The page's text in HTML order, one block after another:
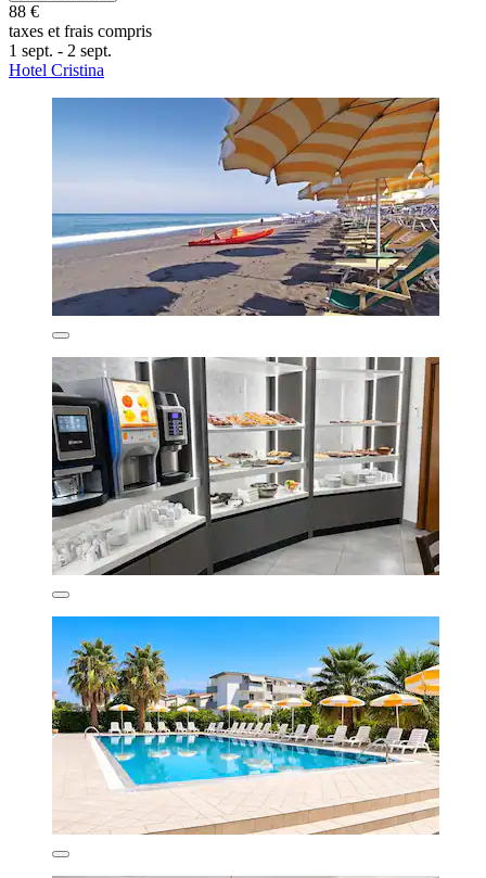
88 €
taxes et frais compris
1 sept. - 2 sept.
Hotel Cristina